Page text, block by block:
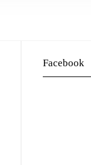
Facebook